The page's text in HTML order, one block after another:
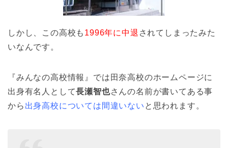
しかし、この高校も 1996年に中退 されてしまったみた
いなんです。
『みんなの高校情報』では田奈高校のホームページに
出身有名人として長瀬智也さんの名前が書いてある事
から 出身高校については間違いない と思われます。